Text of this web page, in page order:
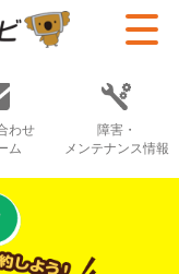
わせ
ム
障害・
メンテナンス情報